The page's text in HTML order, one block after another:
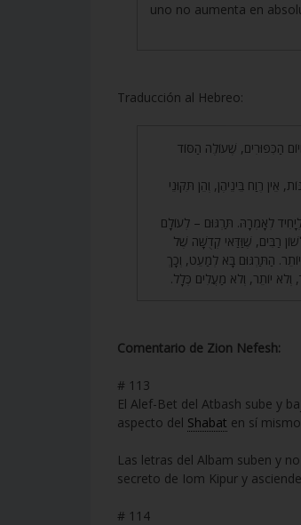
uno no aumenta en
Traducción al Hebreo:
הַכִּפּוּרִים, שֶׁעוֹלֶה הַסּוֹד
אֵין רֶוַח בֵּינֵיהֶן, וְהֵן תִּקּוּנֵי
לְאָמְרָהּ. תַּרְגּוּם – לְעוֹלָם
רַבִּים, שֶׁוַּדַּאי קְדֻשָּׁה שֶׁל
הַתַּרְגּוּם בָּא לְמַעֵט, וְכָךְ
וְלֹא יוֹתֵר, וְלֹא מַעֲלִים כְּלָל.
Comentario de Zion Nefesh:
# 113
El Alef-Bet del Atbash sube y
aspecto del Shabat en sí
Las letras del Albam suben y
secreto de Iom Kipur y
# 114